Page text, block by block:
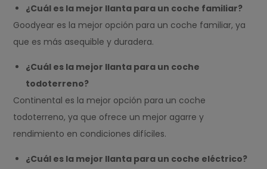
¿Cuál es la mejor llanta para un coche familiar?
Goodyear es la mejor opción para un coche familiar, ya
que es más asequible y duradera.
¿Cuál es la mejor llanta para un coche
todoterreno?
Continental es la mejor opción para un coche
todoterreno, ya que ofrece un mejor agarre y
rendimiento en condiciones difíciles.
¿Cuál es la mejor llanta para un coche eléctrico?